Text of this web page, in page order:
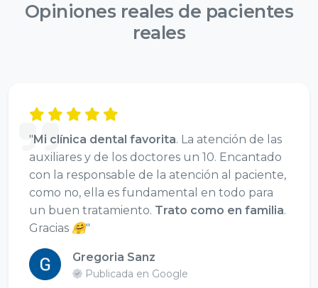
Opiniones reales de pacientes
reales
"Mi clínica dental favorita. La atención de las
auxiliares y de los doctores un 10. Encantado
con la responsable de la atención al paciente,
como no, ella es fundamental en todo para
un buen tratamiento. Trato como en familia.
Gracias 🤗"
Gregoria Sanz
Publicada en Google